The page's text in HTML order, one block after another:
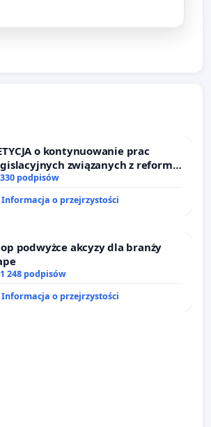
o kontynuowanie prac
związanych z reformą
rodzinnego
330 podpisów
Informacja o przejrzystości
podwyżce akcyzy dla branży
1 248 podpisów
Informacja o przejrzystości